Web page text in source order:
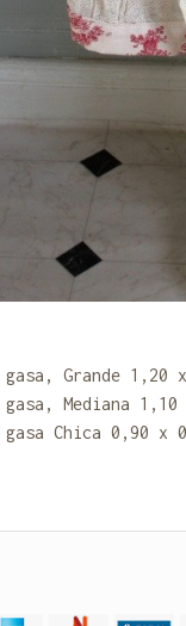
gasa, Grande 1,20
gasa, Mediana 1,10
gasa Chica 0,90 x